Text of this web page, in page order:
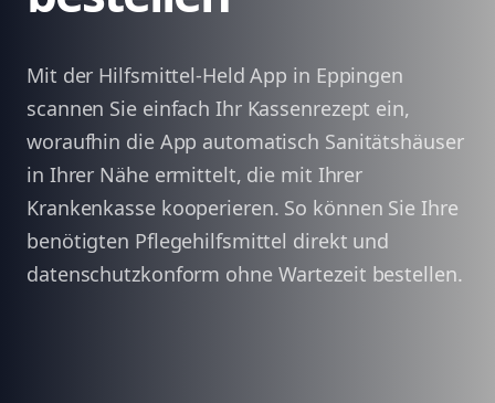
Mit der Hilfsmittel-Held App in Eppingen
scannen Sie einfach Ihr Kassenrezept ein,
woraufhin die App automatisch Sanitätshäuser
in Ihrer Nähe ermittelt, die mit Ihrer
Krankenkasse kooperieren. So können Sie Ihre
benötigten Pflegehilfsmittel direkt und
datenschutzkonform ohne Wartezeit bestellen.